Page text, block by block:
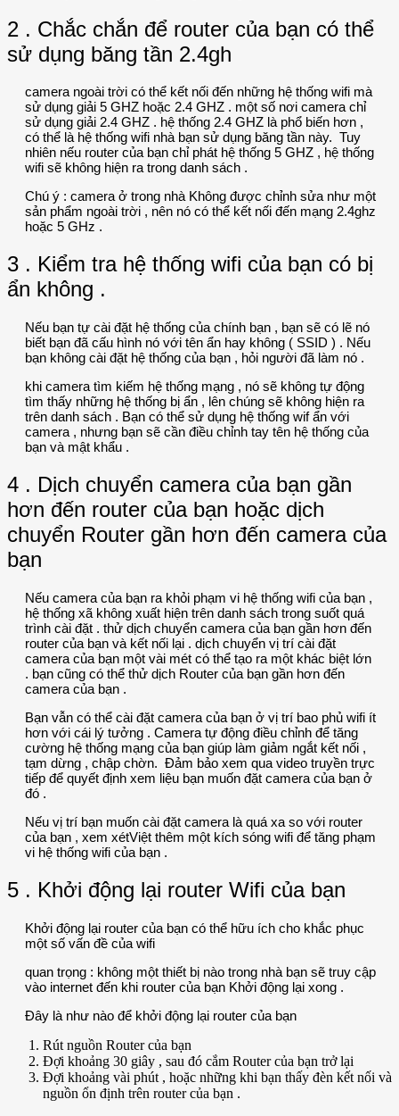
2 . Chắc chắn để router của bạn có thể
sử dụng băng tần 2.4gh
camera ngoài trời có thể kết nối đến những hệ thống wifi mà
sử dụng giải 5 GHZ hoặc 2.4 GHZ . một số nơi camera chỉ
sử dụng giải 2.4 GHZ . hệ thống 2.4 GHZ là phổ biến hơn ,
có thể là hệ thống wifi nhà bạn sử dụng băng tần này. Tuy
nhiên nếu router của bạn chỉ phát hệ thống 5 GHZ , hệ thống
wifi sẽ không hiện ra trong danh sách .
Chú ý : camera ở trong nhà Không được chỉnh sửa như một
sản phẩm ngoài trời , nên nó có thể kết nối đến mạng 2.4ghz
hoặc 5 GHz .
3 . Kiểm tra hệ thống wifi của bạn có bị
ẩn không .
Nếu bạn tự cài đặt hệ thống của chính bạn , bạn sẽ có lẽ nó
biết bạn đã cấu hình nó với tên ẩn hay không ( SSID ) . Nếu
bạn không cài đặt hệ thống của bạn , hỏi người đã làm nó .
khi camera tìm kiếm hệ thống mạng , nó sẽ không tự động
tìm thấy những hệ thống bị ẩn , lên chúng sẽ không hiện ra
trên danh sách . Bạn có thể sử dụng hệ thống wif ẩn với
camera , nhưng bạn sẽ cần điều chỉnh tay tên hệ thống của
bạn và mật khẩu .
4 . Dịch chuyển camera của bạn gần
hơn đến router của bạn hoặc dịch
chuyển Router gần hơn đến camera của
bạn
Nếu camera của bạn ra khỏi phạm vi hệ thống wifi của bạn ,
hệ thống xã không xuất hiện trên danh sách trong suốt quá
trình cài đặt . thử dịch chuyển camera của bạn gần hơn đến
router của bạn và kết nối lại . dịch chuyển vị trí cài đặt
camera của bạn một vài mét có thể tạo ra một khác biệt lớn
. bạn cũng có thể thử dịch Router của bạn gần hơn đến
camera của bạn .
Bạn vẫn có thể cài đặt camera của bạn ở vị trí bao phủ wifi ít
hơn với cái lý tưởng . Camera tự động điều chỉnh để tăng
cường hệ thống mạng của bạn giúp làm giảm ngắt kết nối ,
tạm dừng , chập chờn. Đảm bảo xem qua video truyền trực
tiếp để quyết định xem liệu bạn muốn đặt camera của bạn ở
đó .
Nếu vị trí bạn muốn cài đặt camera là quá xa so với router
của bạn , xem xétViệt thêm một kích sóng wifi để tăng phạm
vi hệ thống wifi của bạn .
5 . Khởi động lại router Wifi của bạn
Khởi động lại router của bạn có thể hữu ích cho khắc phục
một số vấn đề của wifi
quan trọng : không một thiết bị nào trong nhà bạn sẽ truy cập
vào internet đến khi router của bạn Khởi động lại xong .
Đây là như nào để khởi động lại router của bạn
Rút nguồn Router của bạn
Đợi khoảng 30 giây , sau đó cắm Router của bạn trở lại
Đợi khoảng vài phút , hoặc những khi bạn thấy đèn kết nối và
nguồn ổn định trên router của bạn .